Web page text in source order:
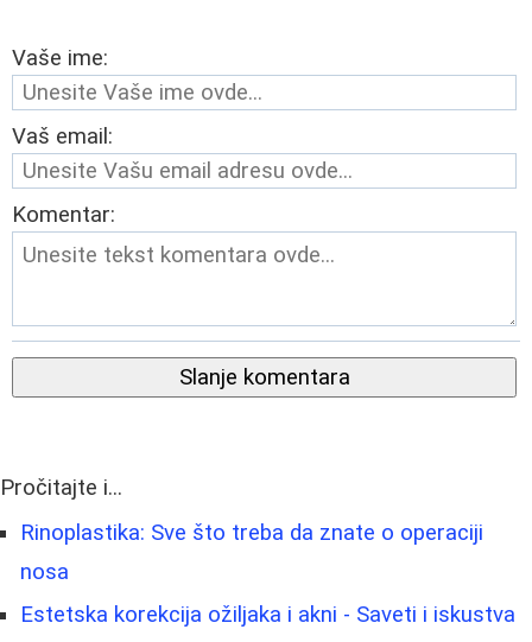
Vaše ime:
Vaš email:
Komentar:
Slanje komentara
Pročitajte i...
Rinoplastika: Sve što treba da znate o operaciji
nosa
Estetska korekcija ožiljaka i akni - Saveti i iskustva